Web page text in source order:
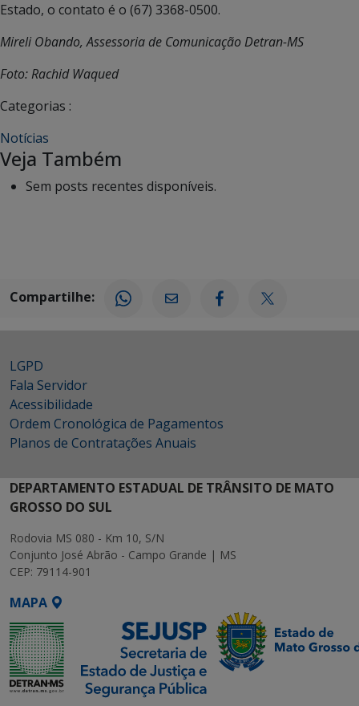
Estado, o contato é o (67) 3368-0500.
Mireli Obando, Assessoria de Comunicação Detran-MS
Foto: Rachid Waqued
Categorias :
Notícias
Veja Também
Sem posts recentes disponíveis.
Compartilhe:
LGPD
Fala Servidor
Acessibilidade
Ordem Cronológica de Pagamentos
Planos de Contratações Anuais
DEPARTAMENTO ESTADUAL DE TRÂNSITO DE MATO
GROSSO DO SUL
Rodovia MS 080 - Km 10, S/N
Conjunto José Abrão - Campo Grande | MS
CEP: 79114-901
MAPA